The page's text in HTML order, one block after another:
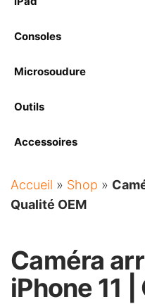
Consoles
Microsoudure
Outils
Accessoires
Accueil » Shop »
Qualité OEM
Caméra
iPhone 11